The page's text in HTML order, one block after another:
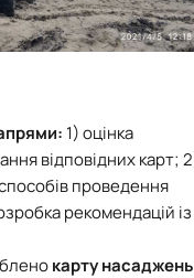
1) оцінка
відповідних карт;
проведення
рекомендацій із
карту насаджень